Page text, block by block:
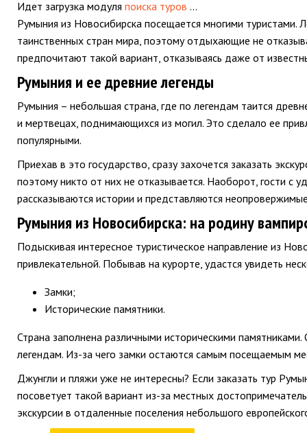
Идет загрузка модуля поиска туров …
Румыния из Новосибирска посещается многими
таинственных стран мира, поэтому отдыхающие не
предпочитают такой вариант, отказываясь даже от
Румыния и ее древние легенды
Румыния – небольшая страна, где по легендам таится
и мертвецах, поднимающихся из могил. Это сделало ее
популярными.
Приехав в это государство, сразу захочется заказать
поэтому никто от них не отказывается. Наоборот, гости с
рассказываются истории и представляются
Румыния из Новосибирска: на родину
Подыскивая интересное туристическое направление из
привлекательной. Побывав на курорте, удастся увидеть
Замки;
Исторические памятники.
Страна заполнена различными историческими
легендам. Из-за чего замки остаются самым посещаемым
Джунгли и пляжи уже не интересны? Если заказать тур
посоветует такой вариант из-за местных
экскурсии в отдаленные поселения небольшого